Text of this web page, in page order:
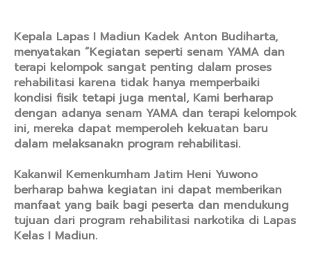
Kepala Lapas I Madiun Kadek Anton Budiharta,
menyatakan “Kegiatan seperti senam YAMA dan
terapi kelompok sangat penting dalam proses
rehabilitasi karena tidak hanya memperbaiki
kondisi fisik tetapi juga mental, Kami berharap
dengan adanya senam YAMA dan terapi kelompok
ini, mereka dapat memperoleh kekuatan baru
dalam melaksanakn program rehabilitasi.
Kakanwil Kemenkumham Jatim Heni Yuwono
berharap bahwa kegiatan ini dapat memberikan
manfaat yang baik bagi peserta dan mendukung
tujuan dari program rehabilitasi narkotika di Lapas
Kelas I Madiun.